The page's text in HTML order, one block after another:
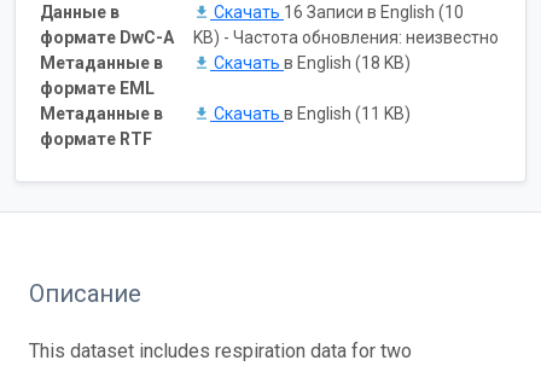
Данные в
формате DwC-A
Скачать 16 Записи в English (10
KB) - Частота обновления: неизвестно
Метаданные в
формате EML
Скачать в English (18 KB)
Метаданные в
формате RTF
Скачать в English (11 KB)
Описание
This dataset includes respiration data for two